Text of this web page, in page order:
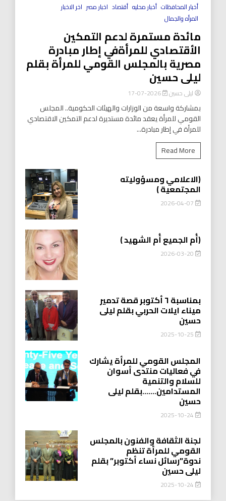
أخبار المحافظات أخبار محليه أقتصاد اخبار مصر اخر الاخبار
المرأه والجمال
مائدة مستمرة لدعم التمكين
الأقتصادي للمرأةفي إطار مبادرة
مصرية بالمجلس القومي للمرأة بقلم
ليلى حسين
ليلى حسين 2026-07-17
بمشاركة واسعة من الوزارات والهيئات الحكومية.. المجلس
القومي للمرأة يعقد مائدة مستديرة لدعم التمكين الاقتصادي
للمرأة في إطار مبادرة...
Read More
(الاعلامي ومسؤوليته
المجتمعية )
2026-04-07
(أُم الجميع أُم الشهيد )
2026-03-20
بمناسبة ٦ أكتوبر قصة تدمير
ميناء ايلات الحربي بقلم ليلى
حسين
2025-10-25
المجلس القومي للمرأة يشارك
في فعاليات منتدى أسوان
للسلام والتنمية
المستدامين…….بقلم ليلى
حسين
2025-10-24
لجنة الثقافة والفنون بالمجلس
القومي للمرأة تنظم
ندوة”رسائل نساء أكتوبر” بقلم
ليلى حسين
2025-10-24